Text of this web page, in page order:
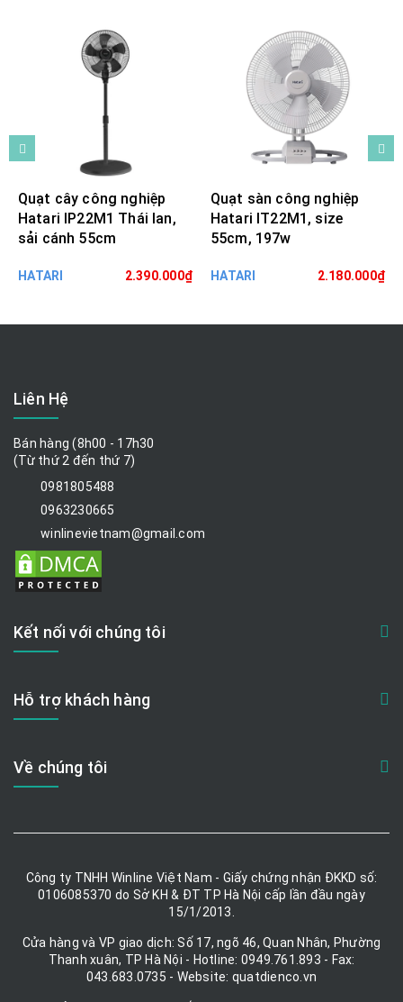
Quạt cây công nghiệp
Hatari IP22M1 Thái lan,
sải cánh 55cm
HATARI 2.390.000₫
Quạt sàn công nghiệp
Hatari IT22M1, size
55cm, 197w
HATARI 2.180.000₫
Liên Hệ
Bán hàng (8h00 - 17h30
(Từ thứ 2 đến thứ 7)
0981805488
0963230665
winlinevietnam@gmail.com
Kết nối với chúng tôi
Hỗ trợ khách hàng
Về chúng tôi
Công ty TNHH Winline Việt Nam - Giấy chứng nhận ĐKKD số:
0106085370 do Sở KH & ĐT TP Hà Nội cấp lần đầu ngày
15/1/2013.
Cửa hàng và VP giao dịch: Số 17, ngõ 46, Quan Nhân, Phường
Thanh xuân, TP Hà Nội - Hotline: 0949.761.893 - Fax:
043.683.0735 - Website: quatdienco.vn